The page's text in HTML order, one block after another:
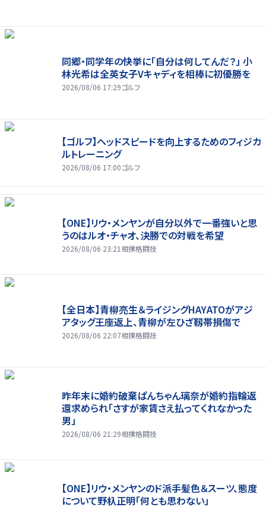
同郷・同学年の快挙に「自分は何してんだ？」 小
林光希は全英女子Vキャディを相棒に初優勝を
2026/08/06 17:29ゴルフ
【ゴルフ】ヘッドスピードを向上するためのフィジカ
ルトレーニング
2026/08/06 17:00ゴルフ
【ONE】リウ・メンヤンが自分以外で一番強いと思
うのはルオ・チャオ、決勝での対戦を希望
2026/08/06 23:21 相撲格闘技
【全日本】青柳亮生＆ライジングHAYATOがアジ
アタッグ王座返上、青柳が左ひざ靱帯損傷で
2026/08/06 22:07相撲格闘技
昨年末に婚約破棄ぱんちゃん璃奈が婚約指輪返
還求められ「さすが家賃さえ払ってくれなかった
男」
2026/08/06 21:29相撲格闘技
【ONE】リウ・メンヤンのド派手髪色＆スーツ、態度
について野杁正明「何とも思わない」